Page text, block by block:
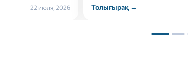
21 июля, 2026
Толығырақ →